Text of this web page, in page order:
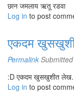
छान जमलाय ऋतू रडवा
Log in to post
एकदम
Permalink
:D एकदम खुसखुशीत
Log in to post